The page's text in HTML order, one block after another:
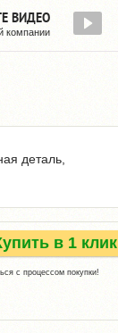
ВИДЕО
компании
деталь,
в 1 клик
с процессом покупки!